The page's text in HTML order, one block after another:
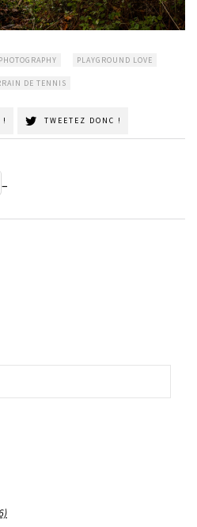
PHOTOGRAPHY PLAYGROUND LOVE
DE TENNIS
! TWEETEZ DONC !